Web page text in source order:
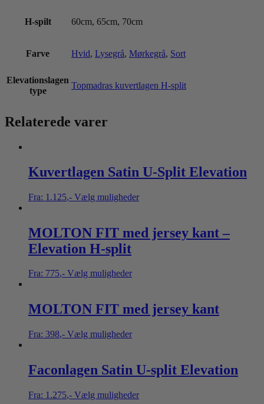
H-spilt 60cm, 65cm, 70cm
Farve Hvid, Lysegrå, Mørkegrå, Sort
Elevationslagen
type
Topmadras kuvertlagen H-split
Relaterede varer
Kuvertlagen Satin U-Split Elevation
Fra: 1.125,- Vælg muligheder
MOLTON FIT med jersey kant –
Elevation H-split
Fra: 775,- Vælg muligheder
MOLTON FIT med jersey kant
Fra: 398,- Vælg muligheder
Faconlagen Satin U-split Elevation
Fra: 1.275,- Vælg muligheder